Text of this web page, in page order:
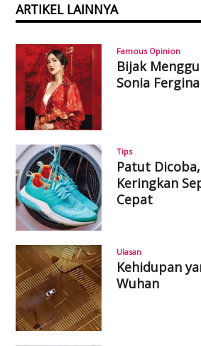
ARTIKEL LAINNYA
Famous Opinion
Bijak
Sonia
Tips
Patut
Keringkan
Cepat
Ulasan
Kehidupan
Wuhan